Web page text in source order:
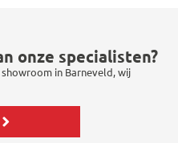
onze specialisten?
in Barneveld, wij